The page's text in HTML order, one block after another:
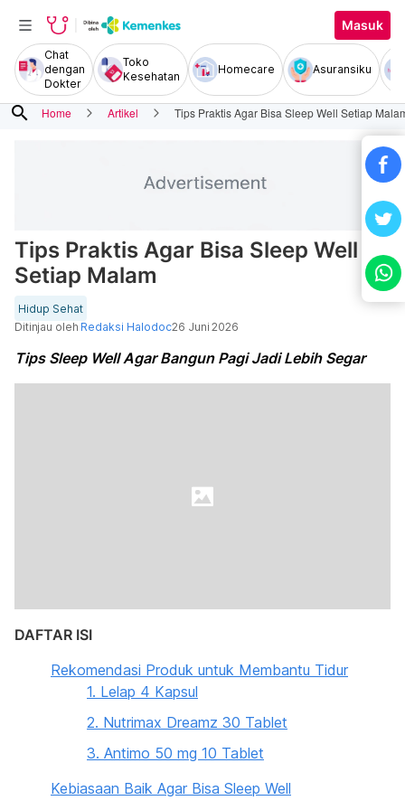
Masuk
Chat
dengan
Dokter
Toko
Kesehatan
Homecare Asuransiku
search Home Artikel Tips Praktis Agar Bisa Sleep Well Setiap
Tips Praktis Agar Bisa Sleep Well
Setiap Malam
Hidup Sehat
Ditinjau oleh Redaksi Halodoc26 Juni 2026
Tips Sleep Well Agar Bangun Pagi Jadi Lebih Segar
DAFTAR ISI
Rekomendasi Produk untuk Membantu Tidur
1. Lelap 4 Kapsul
2. Nutrimax Dreamz 30 Tablet
3. Antimo 50 mg 10 Tablet
Kebiasaan Baik Agar Bisa Sleep Well